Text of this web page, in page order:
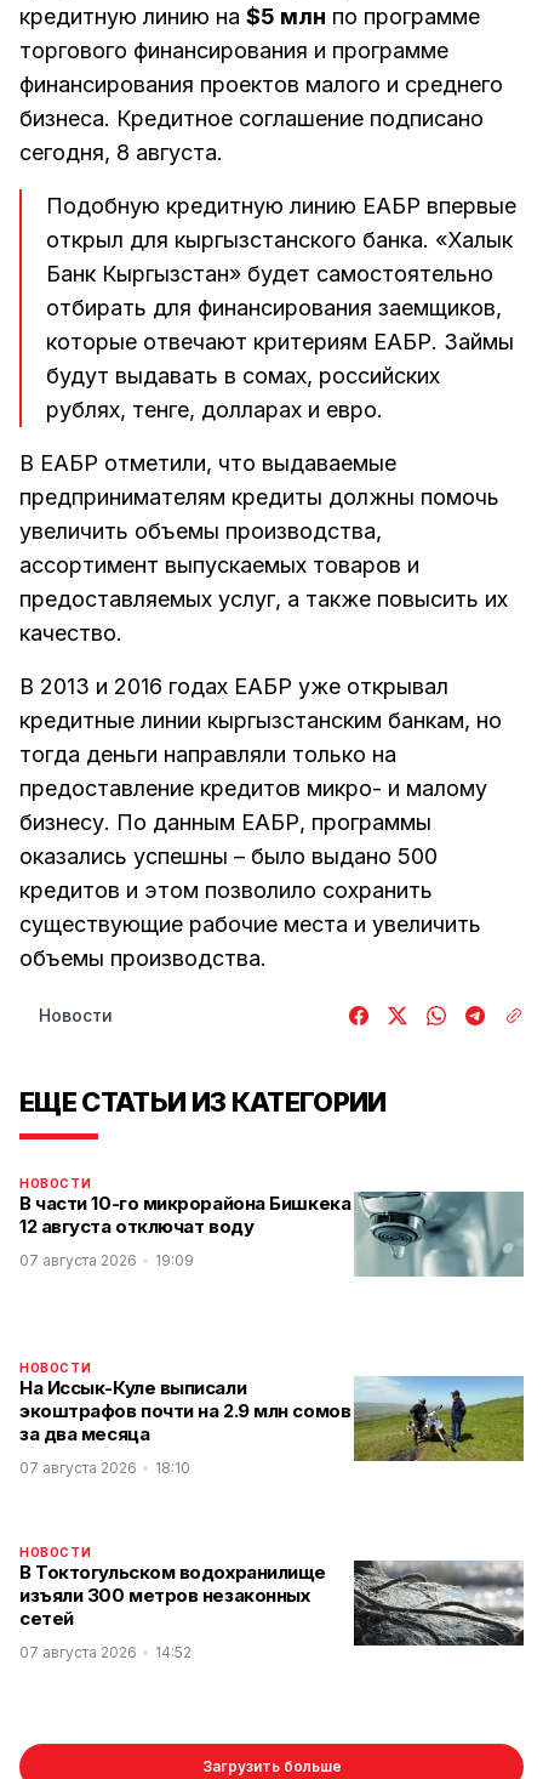
кредитную линию на $5 млн по программе
торгового финансирования и программе
финансирования проектов малого и среднего
бизнеса. Кредитное соглашение подписано
сегодня, 8 августа.
Подобную кредитную линию ЕАБР впервые
открыл для кыргызстанского банка. «Халык
Банк Кыргызстан» будет самостоятельно
отбирать для финансирования заемщиков,
которые отвечают критериям ЕАБР. Займы
будут выдавать в сомах, российских
рублях, тенге, долларах и евро.
В ЕАБР отметили, что выдаваемые
предпринимателям кредиты должны помочь
увеличить объемы производства,
ассортимент выпускаемых товаров и
предоставляемых услуг, а также повысить их
качество.
В 2013 и 2016 годах ЕАБР уже открывал
кредитные линии кыргызстанским банкам, но
тогда деньги направляли только на
предоставление кредитов микро- и малому
бизнесу. По данным ЕАБР, программы
оказались успешны – было выдано 500
кредитов и этом позволило сохранить
существующие рабочие места и увеличить
объемы производства.
Новости
ЕЩЕ СТАТЬИ ИЗ КАТЕГОРИИ
НОВОСТИ
В части 10-го микрорайона Бишкека
12 августа отключат воду
07 августа 2026 19:09
НОВОСТИ
На Иссык-Куле выписали
экоштрафов почти на 2.9 млн сомов
за два месяца
07 августа 2026 18:10
НОВОСТИ
В Токтогульском водохранилище
изъяли 300 метров незаконных
сетей
07 августа 2026 14:52
Загрузить больше